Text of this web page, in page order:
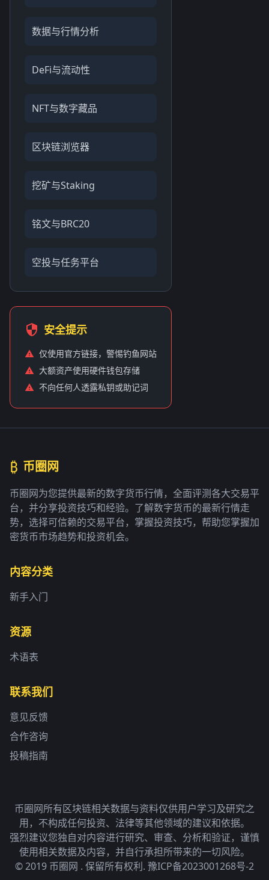
数据与行情分析
DeFi与流动性
NFT与数字藏品
区块链浏览器
挖矿与Staking
铭文与BRC20
空投与任务平台
安全提示
仅使用官方链接，警惕钓鱼网站
大额资产使用硬件钱包存储
不向任何人透露私钥或助记词
₿ 币圈网
币圈网为您提供最新的数字货币行情，全面评测各大交易平
台，并分享投资技巧和经验。了解数字货币的最新行情走
势，选择可信赖的交易平台，掌握投资技巧，帮助您掌握加
密货币市场趋势和投资机会。
内容分类
新手入门
资源
术语表
联系我们
意见反馈
合作咨询
投稿指南
币圈网所有区块链相关数据与资料仅供用户学习及研究之
用，不构成任何投资、法律等其他领域的建议和依据。
强烈建议您独自对内容进行研究、审查、分析和验证，谨慎
使用相关数据及内容，并自行承担所带来的一切风险。
© 2019 币圈网 . 保留所有权利. 豫ICP备2023001268号-2